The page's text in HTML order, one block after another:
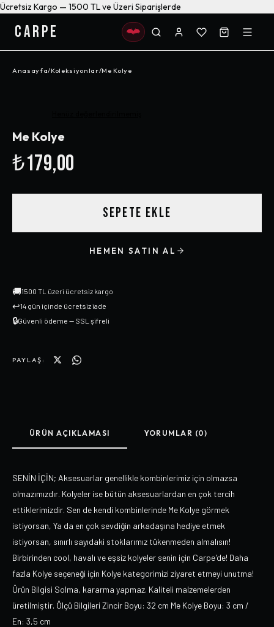
Ücretsiz Kargo — 1500 TL ve Üzeri Siparişlerde
CARPE
Anasayfa/Koleksiyonlar/Me Kolye
Me Kolye
₺179,00
SEPETE EKLE
HEMEN SATIN AL
🚚1500 TL üzeri ücretsiz kargo
↩14 gün içinde ücretsiz iade
🔒Güvenli ödeme — SSL şifreli
PAYLAŞ:
ÜRÜN AÇIKLAMASI YORUMLAR (0)
SENİN İÇİN; Aksesuarlar genellikle kombinlerimiz için olmazsa
olmazımızdır. Kolyeler ise bütün aksesuarlardan en çok tercih
ettiklerimizdir. Sen de kendi kombinlerinde Me Kolye görmek
istiyorsan, Ya da en çok sevdiğin arkadaşına hediye etmek
istiyorsan, sınırlı sayıdaki stoklarımız tükenmeden almalısın!
Birbirinden cool, havalı ve eşsiz kolyeler senin için Carpe'de! Daha
fazla Kolye seçeneği için Kolye kategorimizi ziyaret etmeyi unutma!
Ürün Bilgisi Solma, kararma yapmaz. Kaliteli malzemelerden
üretilmiştir. Ölçü Bilgileri Zincir Boyu: 32 cm Me Kolye Boyu: 3 cm /
En: 3,5 cm